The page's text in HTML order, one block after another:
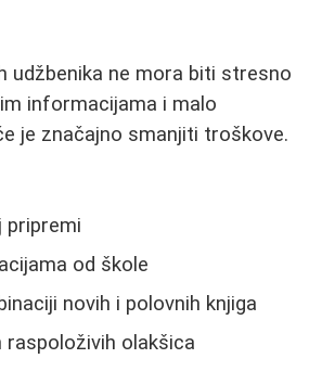
udžbenika ne mora biti stresno
informacijama i malo
je značajno smanjiti troškove.
pripremi
od škole
novih i polovnih knjiga
raspoloživih olakšica